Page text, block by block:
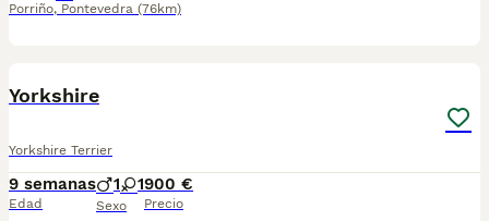
Porriño, Pontevedra (76km)
Yorkshire
Yorkshire Terrier
9 semanas
Edad
1 1
Sexo
900 €
Precio